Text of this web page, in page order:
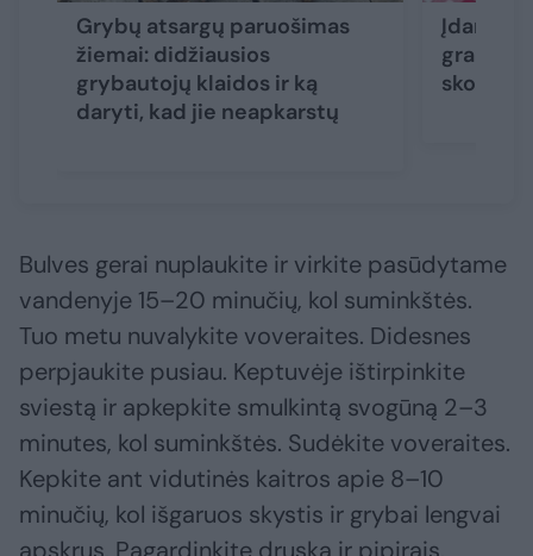
Grybų atsargų paruošimas
žiemai: didžiausios
grybautojų klaidos ir ką
daryti, kad jie neapkarstų
Įdaryti
skonio
Bulves gerai nuplaukite ir virkite pasūdytame
vandenyje 15–20 minučių, kol suminkštės.
Tuo metu nuvalykite voveraites. Didesnes
perpjaukite pusiau. Keptuvėje ištirpinkite
sviestą ir apkepkite smulkintą svogūną 2–3
minutes, kol suminkštės. Sudėkite voveraites.
Kepkite ant vidutinės kaitros apie 8–10
minučių, kol išgaruos skystis ir grybai lengvai